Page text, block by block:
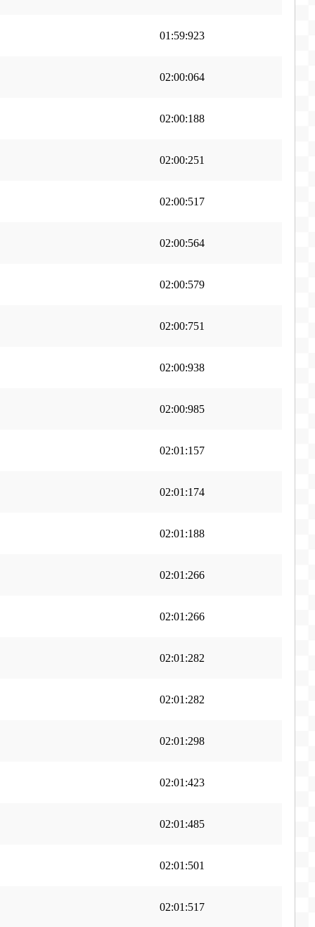
01:59:923
02:00:064
02:00:188
02:00:251
02:00:517
02:00:564
02:00:579
02:00:751
02:00:938
02:00:985
02:01:157
02:01:174
02:01:188
02:01:266
02:01:266
02:01:282
02:01:282
02:01:298
02:01:423
02:01:485
02:01:501
02:01:517